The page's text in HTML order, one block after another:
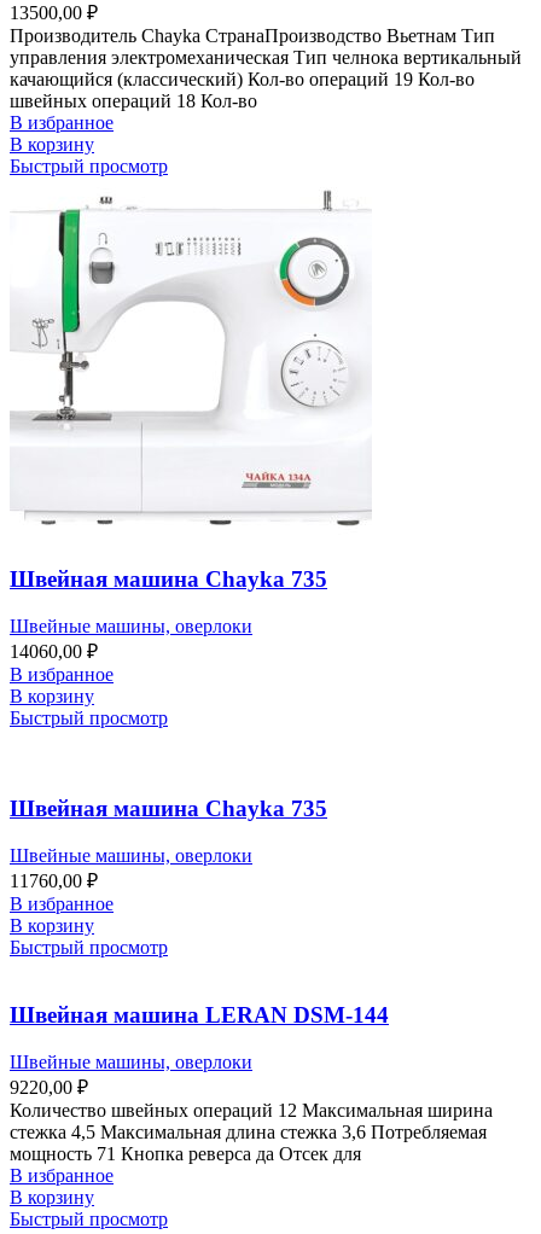
13500,00 ₽
Производитель Chayka СтранаПроизводство Вьетнам Тип
управления электромеханическая Тип челнока вертикальный
качающийся (классический) Кол-во операций 19 Кол-во
швейных операций 18 Кол-во
В избранное
В корзину
Быстрый просмотр
Швейная машина Chayka 735
Швейные машины, оверлоки
14060,00 ₽
В избранное
В корзину
Быстрый просмотр
Швейная машина Chayka 735
Швейные машины, оверлоки
11760,00 ₽
В избранное
В корзину
Быстрый просмотр
Швейная машина LERAN DSM-144
Швейные машины, оверлоки
9220,00 ₽
Количество швейных операций 12 Максимальная ширина
стежка 4,5 Максимальная длина стежка 3,6 Потребляемая
мощность 71 Кнопка реверса да Отсек для
В избранное
В корзину
Быстрый просмотр